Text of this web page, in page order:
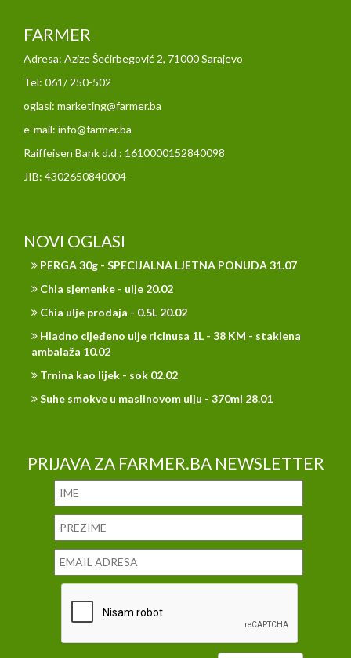
FARMER
Adresa: Azize Šećirbegović 2, 71000 Sarajevo
Tel: 061/ 250-502
oglasi: marketing@farmer.ba
e-mail: info@farmer.ba
Raiffeisen Bank d.d : 1610000152840098
JIB: 4302650840004
NOVI OGLASI
PERGA 30g - SPECIJALNA LJETNA PONUDA 31.07
Chia sjemenke - ulje 20.02
Chia ulje prodaja - 0.5L 20.02
Hladno cijeđeno ulje ricinusa 1L - 38 KM - staklena
ambalaža 10.02
Trnina kao lijek - sok 02.02
Suhe smokve u maslinovom ulju - 370ml 28.01
PRIJAVA ZA FARMER.BA NEWSLETTER